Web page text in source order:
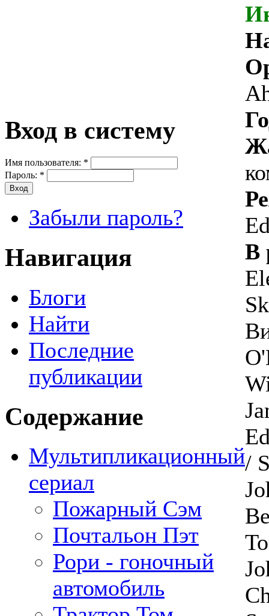
Вход в систему
Имя пользователя: *
Пароль: *
Забыли пароль?
Навигация
Блоги
Найти
Последние
публикации
Содержание
Мультипликационный
сериал
Пожарный Сэм
Почтальон Пэт
Рори - гоночный
автомобиль
В
/